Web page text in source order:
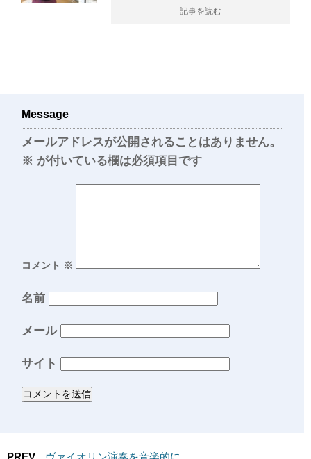
記事を読む
Message
メールアドレスが公開されることはありません。
※ が付いている欄は必須項目です
コメント ※
名前
メール
サイト
PREV
ヴァイオリン演奏を音楽的に